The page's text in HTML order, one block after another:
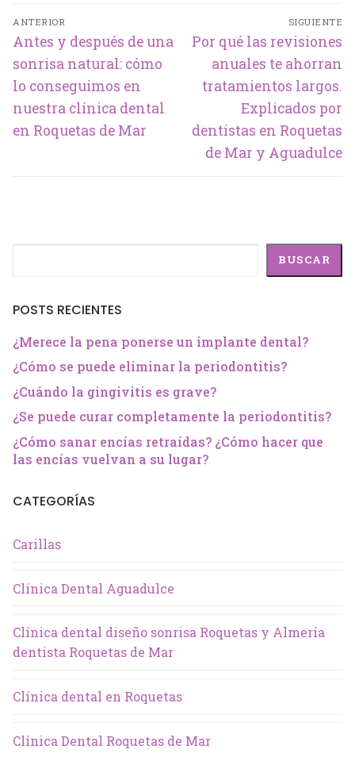
Navegación
de
entradas
ANTERIOR
Entrada
anterior:
Antes y después de una
sonrisa natural: cómo
lo conseguimos en
nuestra clínica dental
en Roquetas de Mar
SIGUIENTE
Entrada
siguiente:
Por qué las revisiones
anuales te ahorran
tratamientos largos.
Explicados por
dentistas en Roquetas
de Mar y Aguadulce
BUSCAR
POSTS RECIENTES
¿Merece la pena ponerse un implante dental?
¿Cómo se puede eliminar la periodontitis?
¿Cuándo la gingivitis es grave?
¿Se puede curar completamente la periodontitis?
¿Cómo sanar encías retraídas? ¿Cómo hacer que
las encías vuelvan a su lugar?
CATEGORÍAS
Carillas
Clínica Dental Aguadulce
Clínica dental diseño sonrisa Roquetas y Almería
dentista Roquetas de Mar
Clínica dental en Roquetas
Clínica Dental Roquetas de Mar